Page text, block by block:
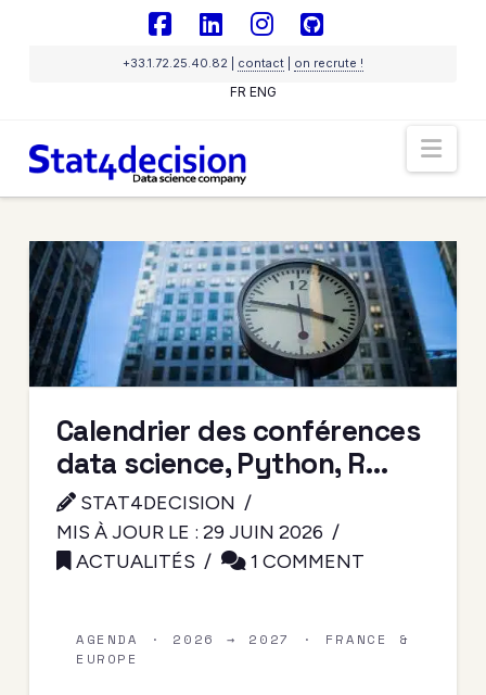
Facebook
LinkedInInstagram
+33.1.72.25.40.82 | contact| on recrute !
FR ENG
Calendrier des conférences
data science, Python, R…
STAT4DECISION
MIS À JOUR LE : 29 JUIN 2026
ACTUALITÉS
1 COMMENT
AGENDA · 2026 → 2027 · FRANCE &
EUROPE
Sigma IA souveraine
En ligne
Panneau de gestion des cookies